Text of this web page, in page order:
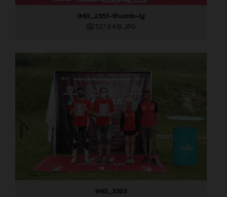
IMG_2351-thumb-lg
527,8 KB .JPG
IMG_3183